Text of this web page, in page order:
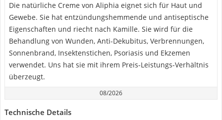
Die natürliche Creme von Aliphia eignet sich für Haut und
Gewebe. Sie hat entzündungshemmende und antiseptische
Eigenschaften und riecht nach Kamille. Sie wird für die
Behandlung von Wunden, Anti-Dekubitus, Verbrennungen,
Sonnenbrand, Insektenstichen, Psoriasis und Ekzemen
verwendet. Uns hat sie mit ihrem Preis-Leistungs-Verhältnis
überzeugt.
08/2026
Technische Details